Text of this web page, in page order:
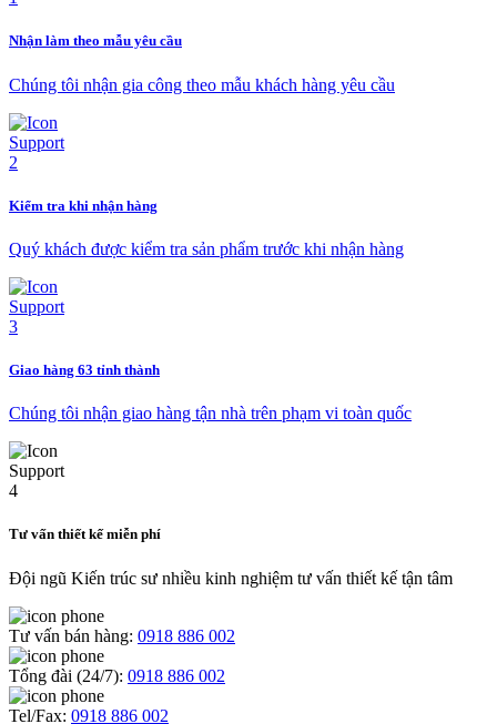
Nhận làm theo mẫu yêu cầu
Chúng tôi nhận gia công theo mẫu khách hàng yêu cầu
Kiểm tra khi nhận hàng
Quý khách được kiểm tra sản phẩm trước khi nhận hàng
Giao hàng 63 tỉnh thành
Chúng tôi nhận giao hàng tận nhà trên phạm vi toàn quốc
Tư vấn thiết kế miễn phí
Đội ngũ Kiến trúc sư nhiều kinh nghiệm tư vấn thiết kế tận tâm
Tư vấn bán hàng: 0918 886 002
Tổng đài (24/7): 0918 886 002
Tel/Fax: 0918 886 002